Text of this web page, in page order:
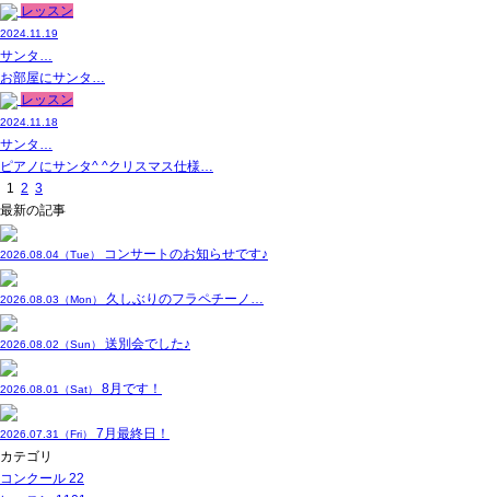
レッスン
2024.11.19
サンタ…
お部屋にサンタ…
レッスン
2024.11.18
サンタ…
ピアノにサンタ^ ^クリスマス仕様…
1 2 3
最新の記事
2026.08.04（Tue） コンサートのお知らせです♪
2026.08.03（Mon） 久しぶりのフラペチーノ…
2026.08.02（Sun） 送別会でした♪
2026.08.01（Sat） 8月です！
2026.07.31（Fri）
7月最終日！
カテゴリ
コンクール 22